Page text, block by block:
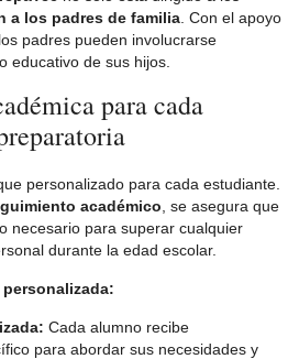
a los padres de familia . Con el apoyo
padres pueden involucrarse
educativo de sus hijos.
para cada
personalizado para cada estudiante.
académico , se asegura que
necesario para superar cualquier
durante la edad escolar.
Cada alumno recibe
para abordar sus necesidades y